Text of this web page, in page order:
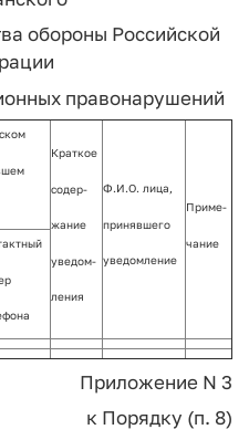
обороны Российской
правонарушений
Краткое
содер-
жание
уведом-
ления
Ф.И.О. лица,
принявшего
уведомление
Приме-
чание
Приложение N 3
к Порядку (п. 8)